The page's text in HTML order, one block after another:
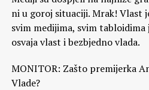
ni u goroj situaciji. Mrak! Vlast
svim medijima, svim
osvaja vlast i bezbjedno vlada.
MONITOR: Zašto premijerka
Vlade?